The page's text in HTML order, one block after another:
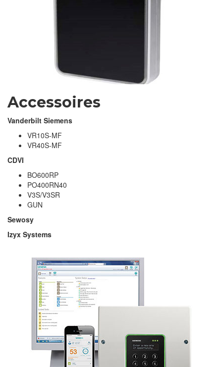
Accessoires
Vanderbilt Siemens
VR10S-MF
VR40S-MF
CDVI
BO600RP
PO400RN40
V3S/V3SR
GUN
Sewosy
Izyx Systems